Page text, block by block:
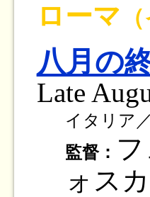
ローマ
八月の
Late
イタリア
監督：
ォス